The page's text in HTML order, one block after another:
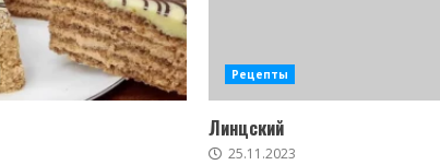
Рецепты
Линцский
25.11.2023